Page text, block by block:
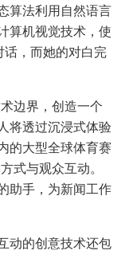
算法利用自然语言
算机视觉技术，使
话，而她的对白完
边界，创造一个
将透过沉浸式体验
的大型全球体育赛
式与观众互动。
助手，为新闻工作
动的创意技术还包